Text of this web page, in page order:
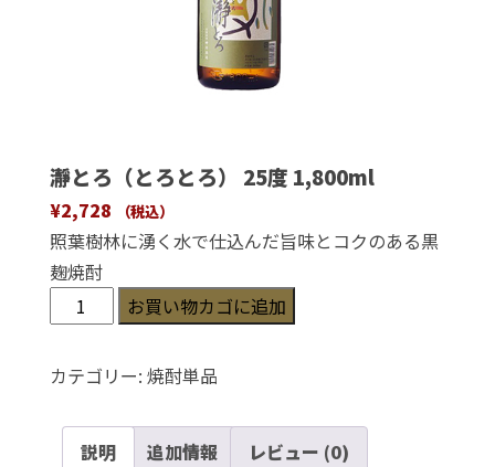
瀞とろ（とろとろ） 25度 1,800ml
¥2,728 （税込）
照葉樹林に湧く水で仕込んだ旨味とコクのある黒
麹焼酎
と
ろ
ろ
お買い物カゴに追加
カテゴリー: 焼酎単品
説明 追加情報 レビュー (0)